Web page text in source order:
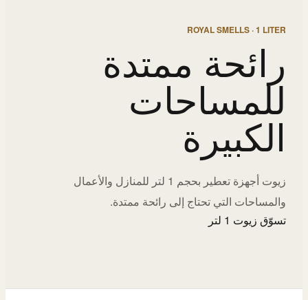
ROYAL SMELLS · 1 LITER
رائحة ممتدة
للمساحات
الكبيرة
زيوت أجهزة تعطير بحجم 1 لتر للمنازل والأعمال
والمساحات التي تحتاج إلى رائحة ممتدة.
تسوّق زيوت 1 لتر